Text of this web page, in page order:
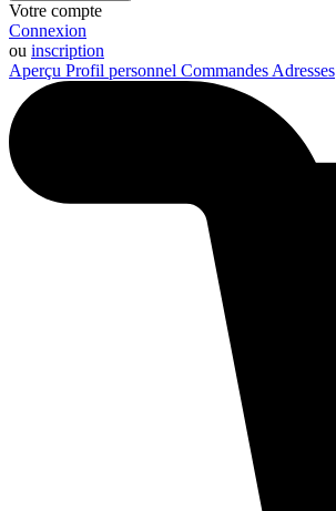
Votre compte
Connexion
ou inscription
Aperçu Profil personnel Commandes Adresses